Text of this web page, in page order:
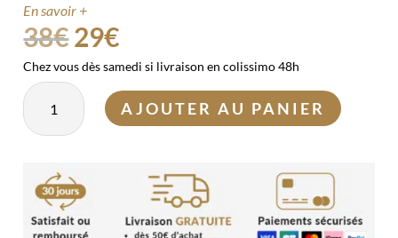
En savoir +
38€Le
prix
initial
était :
38€.
29€Le
prix
actuel
est :
29€.
Chez vous dès samedi si livraison en colissimo 48h
quantité
Duo
courage"
AJOUTER AU PANIER